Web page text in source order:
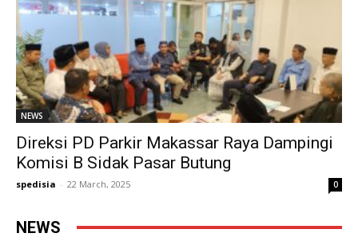
NEWS
Direksi PD Parkir Makassar Raya Dampingi
Komisi B Sidak Pasar Butung
spedisia - 22 March, 2025 0
NEWS